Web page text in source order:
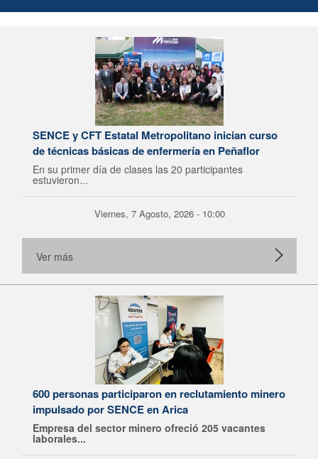
SENCE y CFT Estatal Metropolitano inician curso
de técnicas básicas de enfermería en Peñaflor
En su primer día de clases las 20 participantes
estuvieron...
Viernes, 7 Agosto, 2026 - 10:00
Ver más
600 personas participaron en reclutamiento minero
impulsado por SENCE en Arica
Empresa del sector minero ofreció 205 vacantes
laborales...